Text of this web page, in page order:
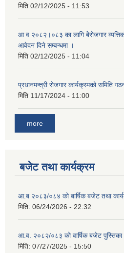
मिति 02/12/2025 - 11:53
आ व २०८२।०८३ का लागि बेेरोजगार
आवेदन दिने सम्वन्धमा ।
मिति 02/12/2025 - 11:04
प्रधानमन्त्री रोजगार कार्यक्रमको समिति
मिति 11/17/2024 - 11:00
more
बजेट तथा कार्यक्रम
आ.ब २०८३/०८४ को बार्षिक बजेट तथा
मिति: 06/24/2026 - 22:32
आ.व. २०८२/०८३ को वार्षिक बजेट पुस्तिका
मिति: 07/27/2025 - 15:50